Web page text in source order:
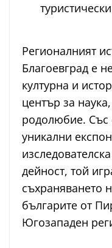
Регионалният
Благоевград е
културна и
център за
родолюбие. Със
уникални
дейност, той
съхраняването
българите от
Югозападен